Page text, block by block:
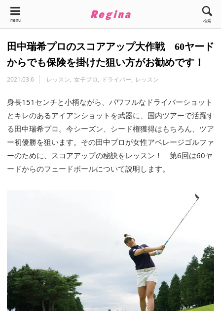
menu 検索
田中瑞希プロのスコアアップ大作戦 60ヤード
からでも保険を掛けた狙い方がお勧めです！
2021.03.6 レッスン 女子プロ ドライバー レッスン
身長151センチと小柄ながら、パワフルなドライバーショット
とキレのあるアイアンショットを武器に、国内ツアーで活躍す
る田中瑞希プロ。今シーズン、シード権獲得はもちろん、ツア
ー初優勝を狙います。その田中プロが女性アベレージゴルファ
ーのために、スコアアップの秘訣をレッスン！ 第6回は60ヤ
ードからのフェードボールについて説明します。